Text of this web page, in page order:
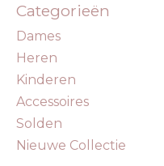
Categorieën
Dames
Heren
Kinderen
Accessoires
Solden
Nieuwe Collectie